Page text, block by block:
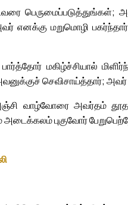
பெருமைப்படுத்துங்கள்;
மறுமொழி
மகிழ்ச்சியால்
செவிசாய்த்தார்; அவர்
வாழ்வோரை அவர்தம் தூதர்
அடைக்கலம் புகுவோர்